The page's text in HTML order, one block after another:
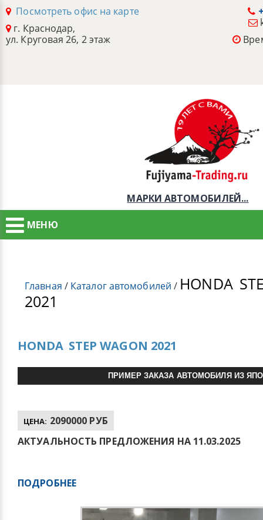
Посмотреть офис на карте
г. Краснодар,
ул. Круговая 26, 2 этаж
МАРКИ АВТОМОБИЛЕЙ...
МЕНЮ
Главная / Каталог автомобилей / HONDA
2021
HONDA STEP WAGON 2021
ПРИМЕР ЗАКАЗА АВТОМОБИЛЯ ИЗ
ЦЕНА: 2090000 РУБ
АКТУАЛЬНОСТЬ ПРЕДЛОЖЕНИЯ НА 11.03.2025
ПОДРОБНЕЕ